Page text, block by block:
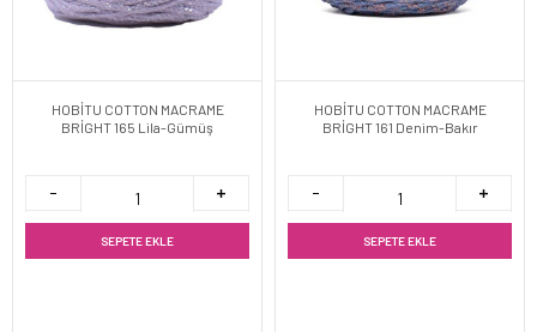
HOBİTU COTTON MACRAME
BRİGHT 165 Lila-Gümüş
SEPETE EKLE
HOBİTU COTTON MACRAME
BRİGHT 161 Denim-Bakır
SEPETE EKLE